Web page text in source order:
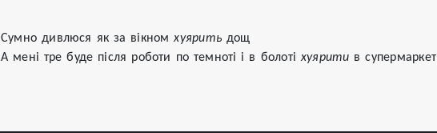
Сумно дивлюся як за вікном хуярить дощ
А мені тре буде після роботи по темноті і в болоті хуярити в супермаркет